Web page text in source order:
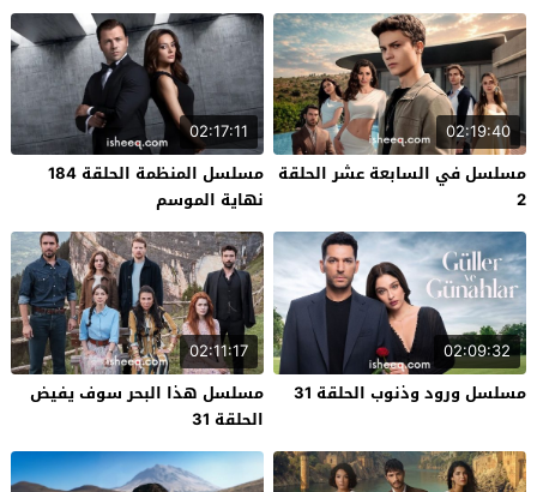
02:19:40
مسلسل في السابعة عشر الحلقة
2
02:17:11
مسلسل المنظمة الحلقة 184
نهاية الموسم
02:09:32
مسلسل ورود وذنوب الحلقة 31
02:11:17
مسلسل هذا البحر سوف يفيض
الحلقة 31